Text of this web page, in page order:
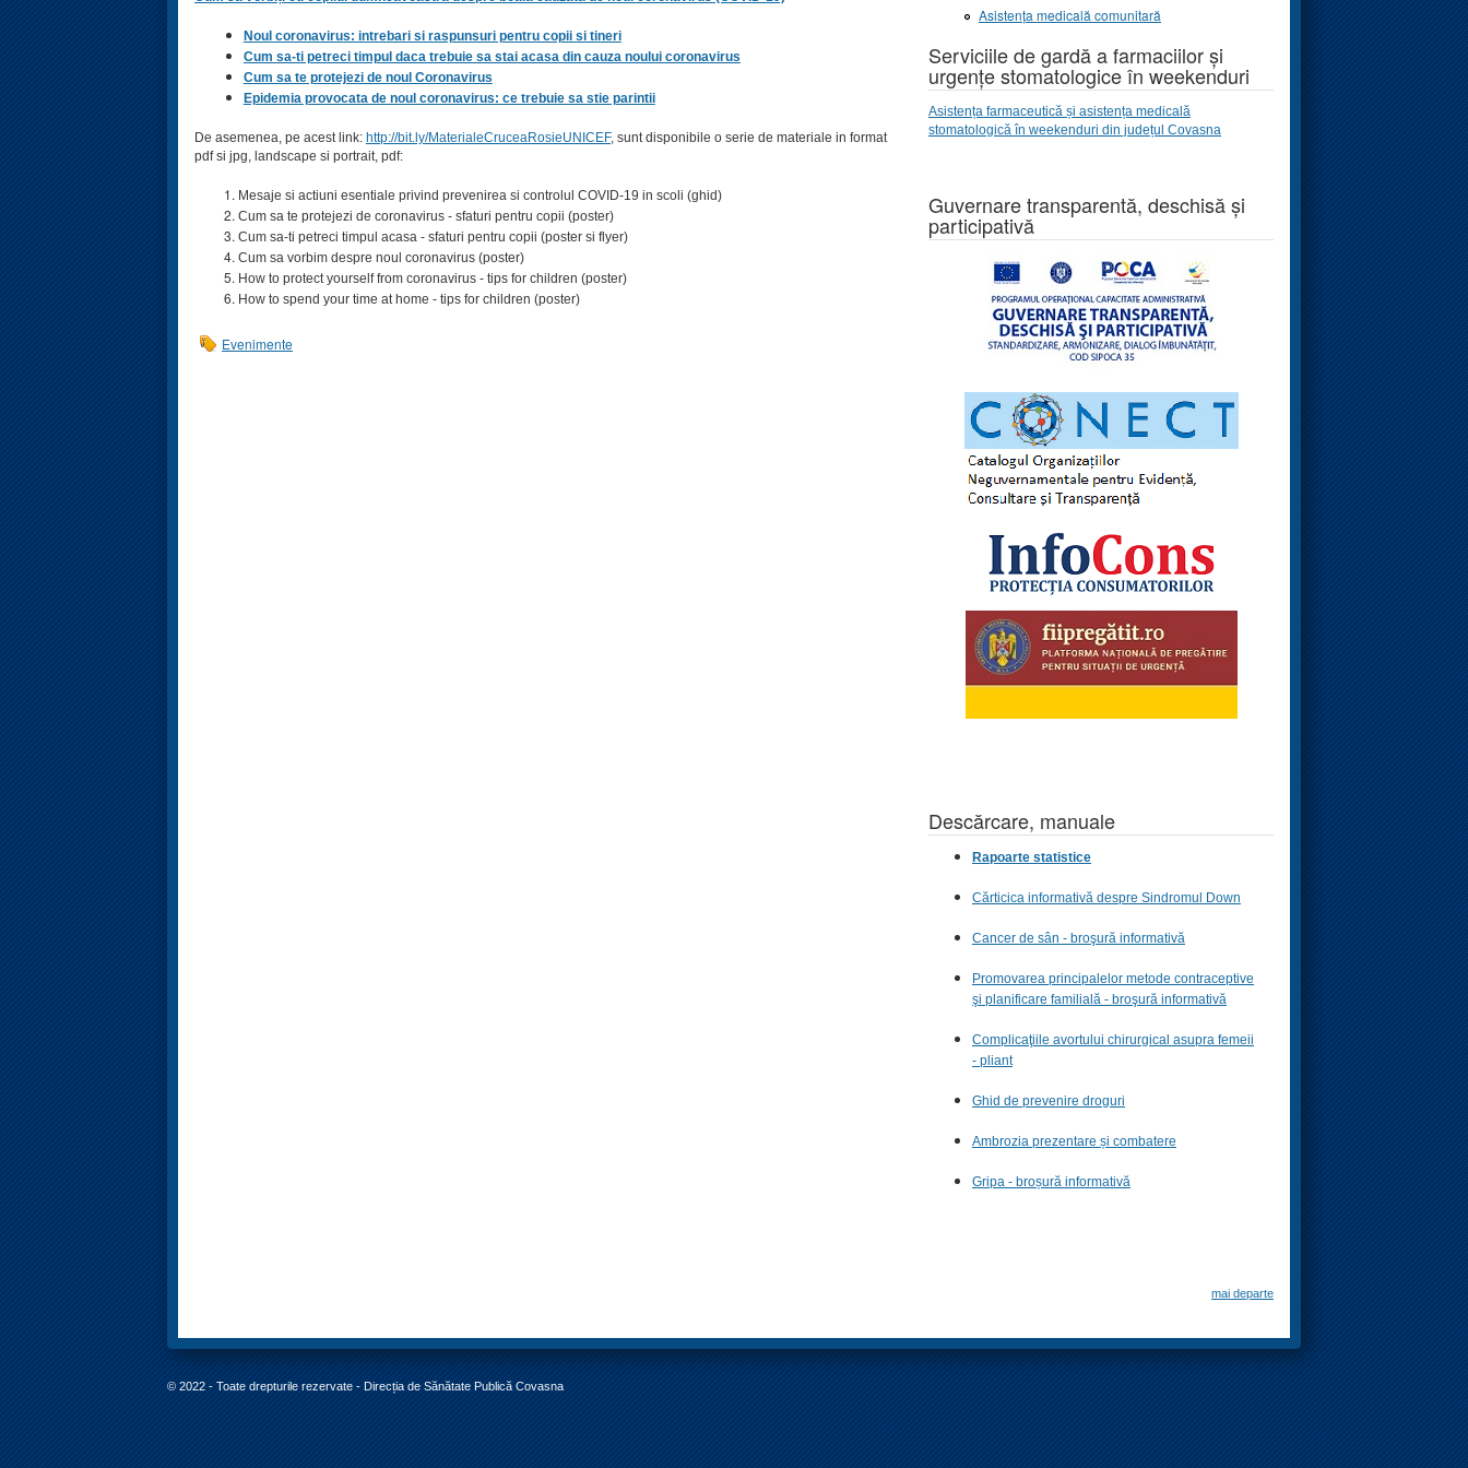
Noul coronavirus: intrebari si raspunsuri pentru copii si tineri
Cum sa-ti petreci timpul daca trebuie sa stai acasa din cauza noului coronavirus
Cum sa te protejezi de noul Coronavirus
Epidemia provocata de noul coronavirus: ce trebuie sa stie parintii
De asemenea, pe acest link: http://bit.ly/MaterialeCruceaRosieUNICEF, sunt disponibile o serie de materiale in format
pdf si jpg, landscape si portrait, pdf:
Mesaje si actiuni esentiale privind prevenirea si controlul COVID-19 in scoli (ghid)
Cum sa te protejezi de coronavirus - sfaturi pentru copii (poster)
Cum sa-ti petreci timpul acasa - sfaturi pentru copii (poster si flyer)
Cum sa vorbim despre noul coronavirus (poster)
How to protect yourself from coronavirus - tips for children (poster)
How to spend your time at home - tips for children (poster)
Evenimente
Asistența medicală comunitară
Serviciile de gardă a farmaciilor și
urgențe stomatologice în weekenduri
Asistența farmaceutică și asistența medicală
stomatologică în weekenduri din județul Covasna
Guvernare transparentă, deschisă și
participativă
Descărcare, manuale
Rapoarte statistice
Cărticica informativă despre Sindromul Down
Cancer de sân - broşură informativă
Promovarea principalelor metode contraceptive
şi planificare familială - broşură informativă
Complicaţiile avortului chirurgical asupra femeii
- pliant
Ghid de prevenire droguri
Ambrozia prezentare și combatere
Gripa - broșură informativă
mai departe
© 2022 - Toate drepturile rezervate - Direcția de Sănătate Publică Covasna